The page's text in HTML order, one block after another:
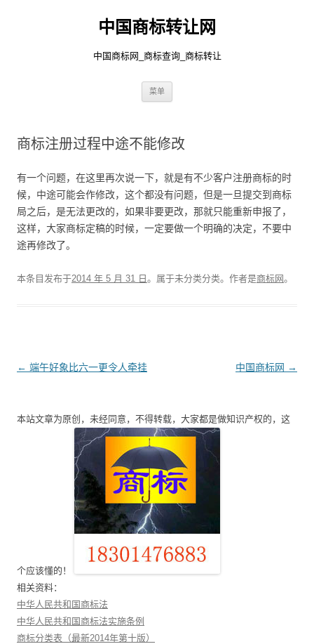
中国商标转让网
中国商标网_商标查询_商标转让
菜单
商标注册过程中途不能修改
有一个问题，在这里再次说一下，就是有不少客户注册商标的时
候，中途可能会作修改，这个都没有问题，但是一旦提交到商标
局之后，是无法更改的，如果非要更改，那就只能重新申报了，
这样，大家商标定稿的时候，一定要做一个明确的决定，不要中
途再修改了。
本条目发布于2014 年 5 月 31 日 。属于未分类分类。 作者是商标网。
文
航
← 端午好象比六一更令人牵挂 中国商标网 →
本站文章为原创，未经同意，不得转载，大家都是做知识产权的，这
个应该懂的！
相关资料：
中华人民共和国商标法
中华人民共和国商标法实施条例
商标分类表（最新2014年第十版）